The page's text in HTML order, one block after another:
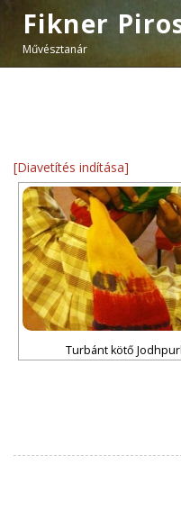
Fikner
Művésztanár
[Diavetítés indítása]
Turbánt kötő